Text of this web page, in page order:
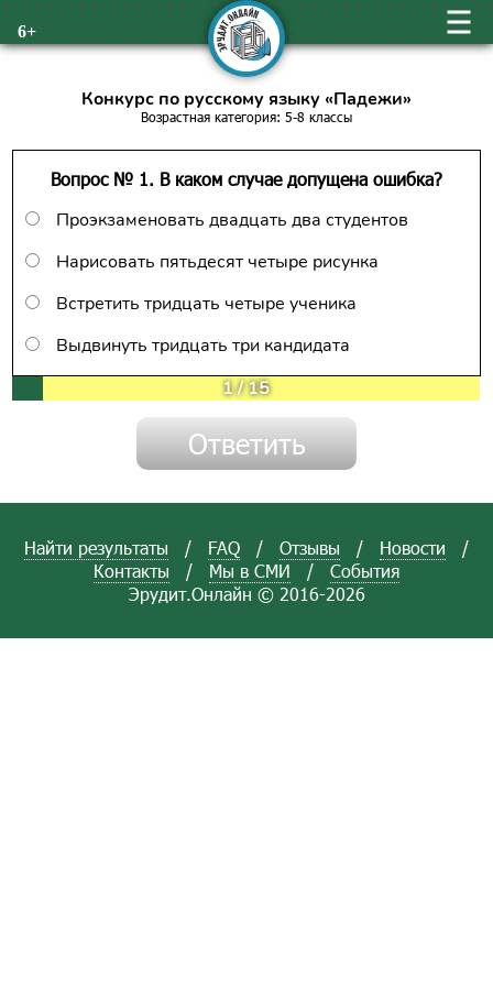
6+
Конкурс по русскому языку «Падежи»
Возрастная категория: 5-8 классы
Вопрос № 1. В каком случае допущена ошибка?
Проэкзаменовать двадцать два студентов
Нарисовать пятьдесят четыре рисунка
Встретить тридцать четыре ученика
Выдвинуть тридцать три кандидата
1/15
Найти результаты / FAQ / Отзывы / Новости
/
Контакты
/ Мы в СМИ /
События
Эрудит.Онлайн © 2016-2026